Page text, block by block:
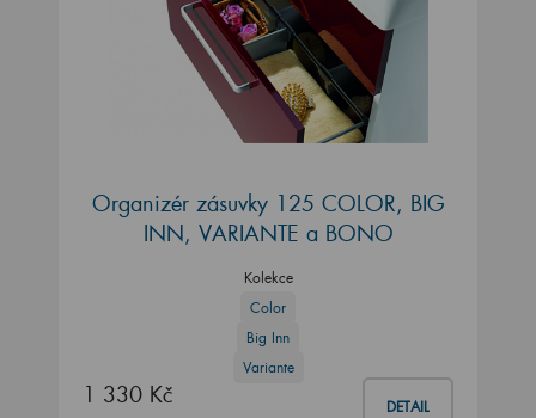
Organizér zásuvky 125 COLOR, BIG
INN, VARIANTE a BONO
Kolekce
Color
Big Inn
Variante
1 330 Kč DETAIL